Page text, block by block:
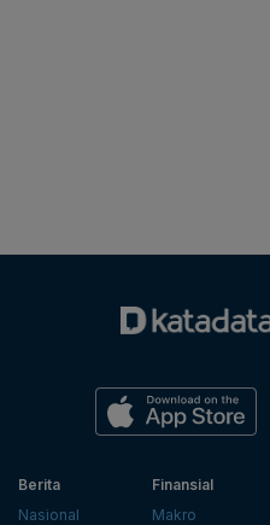
Berita
Nasional
Finansial
Makro